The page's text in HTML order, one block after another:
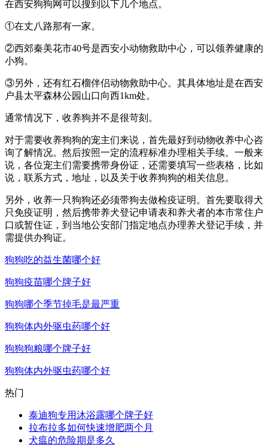
在西安狗狗网可以搜到以下几个地点。
①在丈八路那有一家。
②西郊秦美花市40号是西安小动物救助中心，可以领养健康的
小狗。
③另外，还有红石榴伴侣动物救助中心。其具体地址是在西安
户县太平森林公园山口向西1km处。
通常情况下，收养狗并不是很苛刻。
对于需要收养狗狗的宠主们来说，首先最好到动物收养中心咨
询了解情况。然后按照一定的流程标准办理相关手续。一般来
说，各位宠主们需要携带身份证，还需要填写一些表格，比如
说，联系方式，地址，以及关于收养狗狗的相关信息。
另外，收养一只狗狗还必须带狗去做检疫证明。首先要取得犬
只免疫证明，然后携带养犬登记申请表和养犬者的本市常住户
口或暂住证，到当地公安部门指定地点办理养犬登记手续，并
需提供办狗证。
狗狗吃的益生菌哪个好
狗狗疫苗哪个牌子好
狗狗哪个季节掉毛是最严重
狗狗体内外驱虫药哪个好
狗狗狗粮哪个牌子好
狗狗体内外驱虫药哪个好
热门
泰迪狗专用沐浴露哪个牌子好
拉布拉多如何快速增肥两个月
犬瘟的危险期是多久